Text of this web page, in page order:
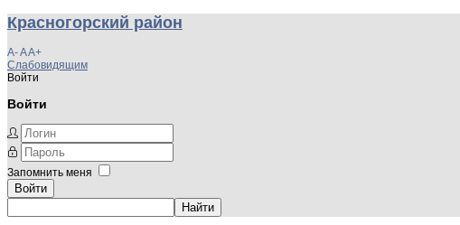
Красногорский район
A-AA+
Слабовидящим
Войти
Войти
Запомнить меня
Войти